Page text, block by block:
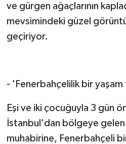
ve gürgen ağaçlarının
mevsimindeki güzel
geçiriyor.
- 'Fenerbahçelilik bir yaşam
Eşi ve iki çocuğuyla 3 gün
İstanbul'dan bölgeye
muhabirine, Fenerbahçeli